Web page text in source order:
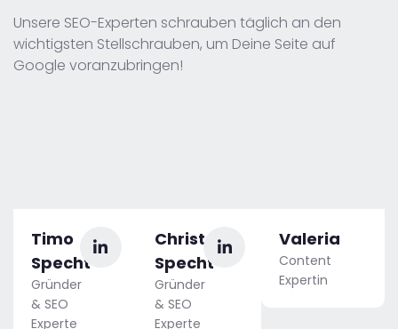
Unsere SEO-Experten schrauben täglich an den
wichtigsten Stellschrauben, um Deine Seite auf
Google voranzubringen!
Timo
Specht
Gründer
& SEO
Experte
Christoph
Specht
Gründer
& SEO
Experte
Valeria
Content
Expertin